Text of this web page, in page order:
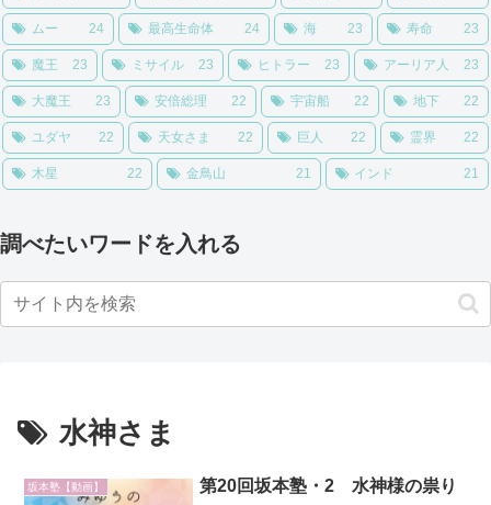
ムー 24 最高生命体 24 海 23 寿命 23
魔王 23 ミサイル 23 ヒトラー 23 アーリア人 23
大魔王 23 安倍総理 22 宇宙船 22 地下 22
ユダヤ 22 天女さま 22 巨人 22 霊界 22
木星 22 金鳥山 21 インド 21
調べたいワードを入れる
水神さま
坂本塾【動画】 第20回坂本塾・2 水神様の祟り